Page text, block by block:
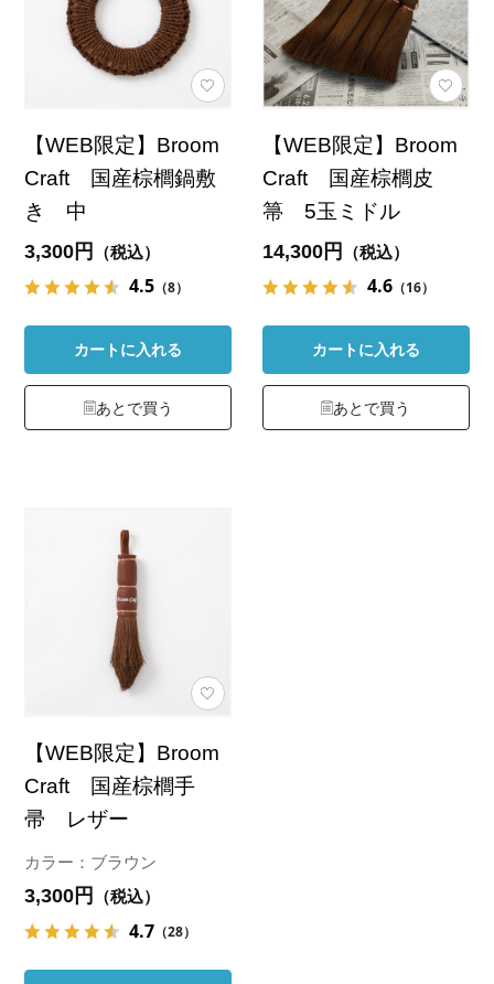
【WEB限定】Broom
Craft 国産棕櫚鍋敷
き 中
3,300円 （税込）
4.5 （8）
カートに入れる
あとで買う
【WEB限定】Broom
Craft 国産棕櫚皮
箒 5玉ミドル
14,300円 （税込）
4.6 （16）
カートに入れる
あとで買う
【WEB限定】Broom
Craft 国産棕櫚手
帚 レザー
カラー：ブラウン
3,300円 （税込）
4.7 （28）